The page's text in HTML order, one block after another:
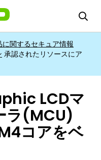
に関するセキュア情報
承認されたリソースにア
LCDマ
ラ(MCU)
コアをベ